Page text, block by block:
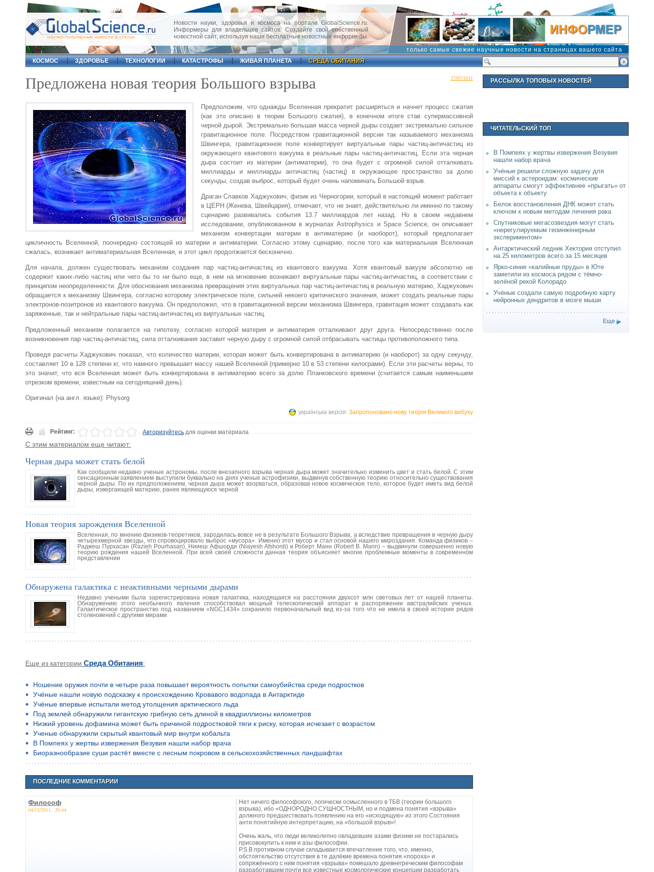
научно-популярные новости и статьи
Новости науки, здоровья и космоса на портале GlobalScience.ru.
Информеры для владельцев сайтов. Создайте свой собственный
новостной сайт, используя наши бесплатные новостные информеры.
только самые свежие научные новости на страницах вашего сайта
КОСМОС
ЗДОРОВЬЕ ТЕХНОЛОГИИ КАТАСТРОФЫ ЖИВАЯ ПЛАНЕТА СРЕДА ОБИТАНИЯ
27/07/2011
Предложена новая теория Большого взрыва
Предположим, что однажды Вселенная прекратит расширяться и начнет процесс сжатия
(как это описано в теории Большого сжатия), в конечном итоге став супермассивной
черной дырой. Экстремально большая масса черной дыры создает экстремально сильное
гравитационное поле. Посредством гравитационной версии так называемого механизма
Швингера, гравитационное поле конвертирует виртуальные пары частиц-античастиц из
окружающего квантового вакуума в реальные пары частиц-античастиц. Если эта черная
дыра состоит из материи (антиматерии), то она будет с огромной силой отталкивать
миллиарды и миллиарды античастиц (частиц) в окружающее пространство за долю
секунды, создав выброс, который будет очень напоминать Большой взрыв.
Драган Славков Хаджукович, физик из Черногории, который в настоящий момент работает
в ЦЕРН (Женева, Швейцария), отмечает, что не знает, действительно ли именно по такому
сценарию развивались события 13.7 миллиардов лет назад. Но в своем недавнем
исследовании, опубликованном в журналах Astrophysics и Space Science, он описывает
механизм конвертации материи в антиматерию (и наоборот), который предполагает
цикличность Вселенной, поочередно состоящей из материи и антиматерии. Согласно этому сценарию, после того как материальная Вселенная
сжалась, возникает антиматериальная Вселенная, и этот цикл продолжается бесконечно.
Для начала, должен существовать механизм создания пар частиц-античастиц из квантового вакуума. Хотя квантовый вакуум абсолютно не
содержит каких-либо частиц или чего бы то ни было еще, в нем на мгновение возникают виртуальные пары частиц-античастиц, в соответствии с
принципом неопределенности. Для обоснования механизма превращения этих виртуальных пар частиц-античастиц в реальную материю, Хаджукович
обращается к механизму Швингера, согласно которому электрическое поле, сильней некоего критического значения, может создать реальные пары
электронов-позитронов из квантового вакуума. Он предположил, что в гравитационной версии механизма Швингера, гравитация может создавать как
заряженные, так и нейтральные пары частиц-античастиц из виртуальных частиц.
Предложенный механизм полагается на гипотезу, согласно которой материя и антиматерия отталкивают друг друга. Непосредственно после
возникновения пар частиц-античастиц, сила отталкивания заставит черную дыру с огромной силой отбрасывать частицы противоположного типа.
Проведя расчеты Хаджукович показал, что количество материи, которая может быть конвертирована в антиматерию (и наоборот) за одну секунду,
составляет 10 в 128 степени кг, что намного превышает массу нашей Вселенной (примерно 10 в 53 степени килограмм). Если эти расчеты верны, то
это значит, что вся Вселенная может быть конвертирована в антиматерию всего за долю Планковского времени (считается самым наименьшем
отрезком времени, известным на сегодняшний день).
Оригинал (на англ. языке): Physorg
українська версія: Запропоновано нову теорія Великого вибуху
Рейтинг: Авторизуйтесьдля оценки материала
С этим материалом еще читают:
Черная дыра может стать белой
Как сообщили недавно ученые астрономы, после внезапного взрыва черная дыра может значительно изменить цвет и стать белой. С этим
сенсационным заявлением выступили буквально на днях ученые астрофизики, выдвинув собственную теорию относительно существования
черной дыры. По их предположениям, черная дыра может взорваться, образовав новое космическое тело, которое будет иметь вид белой
дыры, извергающей материю, ранее являющуюся черной
Новая теория зарождения Вселенной
Вселенная, по мнению физиков-теоретиков, зародилась вовсе не в результате Большого Взрыва, а вследствие превращения в черную дыру
четырехмерной звезды, что спровоцировало выброс «мусора». Именно этот мусор и стал основой нашего мироздания. Команда физиков –
Раджеш Пурхасан (Razieh Pourhasan), Нииеш Афшорди (Niayesh Afshordi) и Роберт Манн (Robert B. Mann) – выдвинули совершенно новую
теорию рождения нашей Вселенной. При всей своей сложности данная теория объясняет многие проблемные моменты в современном
представлении
Обнаружена галактика с неактивными черными дырами
Недавно учеными была зарегистрирована новая галактика, находящаяся на расстоянии двухсот млн световых лет от нашей планеты.
Обнаружению этого необычного явления способствовал мощный телескопический аппарат в распоряжении австралийских ученых.
Галактическое пространство под названием «NGC1434» сохранило первоначальный вид из-за того что не имела в своей истории рядов
столкновений с другими мирами
Еще из категории Среда Обитания:
Ношение оружия почти в четыре раза повышает вероятность попытки самоубийства среди подростков
Учёные нашли новую подсказку к происхождению Кровавого водопада в Антарктиде
Учёные впервые испытали метод утолщения арктического льда
Под землей обнаружили гигантскую грибную сеть длиной в квадриллионы километров
Низкий уровень дофамина может быть причиной подростковой тяги к риску, которая исчезает с возрастом
Ученые обнаружили скрытый квантовый мир внутри кобальта
В Помпеях у жертвы извержения Везувия нашли набор врача
Биоразнообразие суши растёт вместе с лесным покровом в сельскохозяйственных ландшафтах
ПОСЛЕДНИЕ КОММЕНТАРИИ
Философ
04/12/2011, 20:44
Нет ничего философского, логически осмысленного в ТБВ (теории большого
взрыва), ибо «ОДНОРОДНО СУЩНОСТНЫМ, но и подмена понятия «взрыва»
должного предшествовать появлению на его «исходящую» из этого Состояния
анти понятийную интерпретацию, на «большой взрыв»!
Очень жаль, что люди великолепно овладевшие азами физики не постарались
присовокупить к ним и азы философии.
P.S.В противном случае складывается впечатление того, что, именно,
обстоятельство отсутствия в те далёкие времена понятия «пороха» и
сопряжённого с ним понятия «взрыва» помешало древнегреческим философам
разработавшим почти все известные космологические концепции разработать
РАССЫЛКА ТОПОВЫХ НОВОСТЕЙ
ЧИТАТЕЛЬСКИЙ ТОП
В Помпеях у жертвы извержения Везувия
нашли набор врача
Учёные решили сложную задачу для
миссий к астероидам: космические
аппараты смогут эффективнее «прыгать» от
объекта к объекту
Белок восстановления ДНК может стать
ключом к новым методам лечения рака
Спутниковые мегасозвездия могут стать
«нерегулируемым геоинженерным
экспериментом»
Антарктический ледник Хектория отступил
на 25 километров всего за 15 месяцев
Ярко-синие «калийные пруды» в Юте
заметили из космоса рядом с тёмно-
зелёной рекой Колорадо
Учёные создали самую подробную карту
нейронных дендритов в мозге мыши
Еще